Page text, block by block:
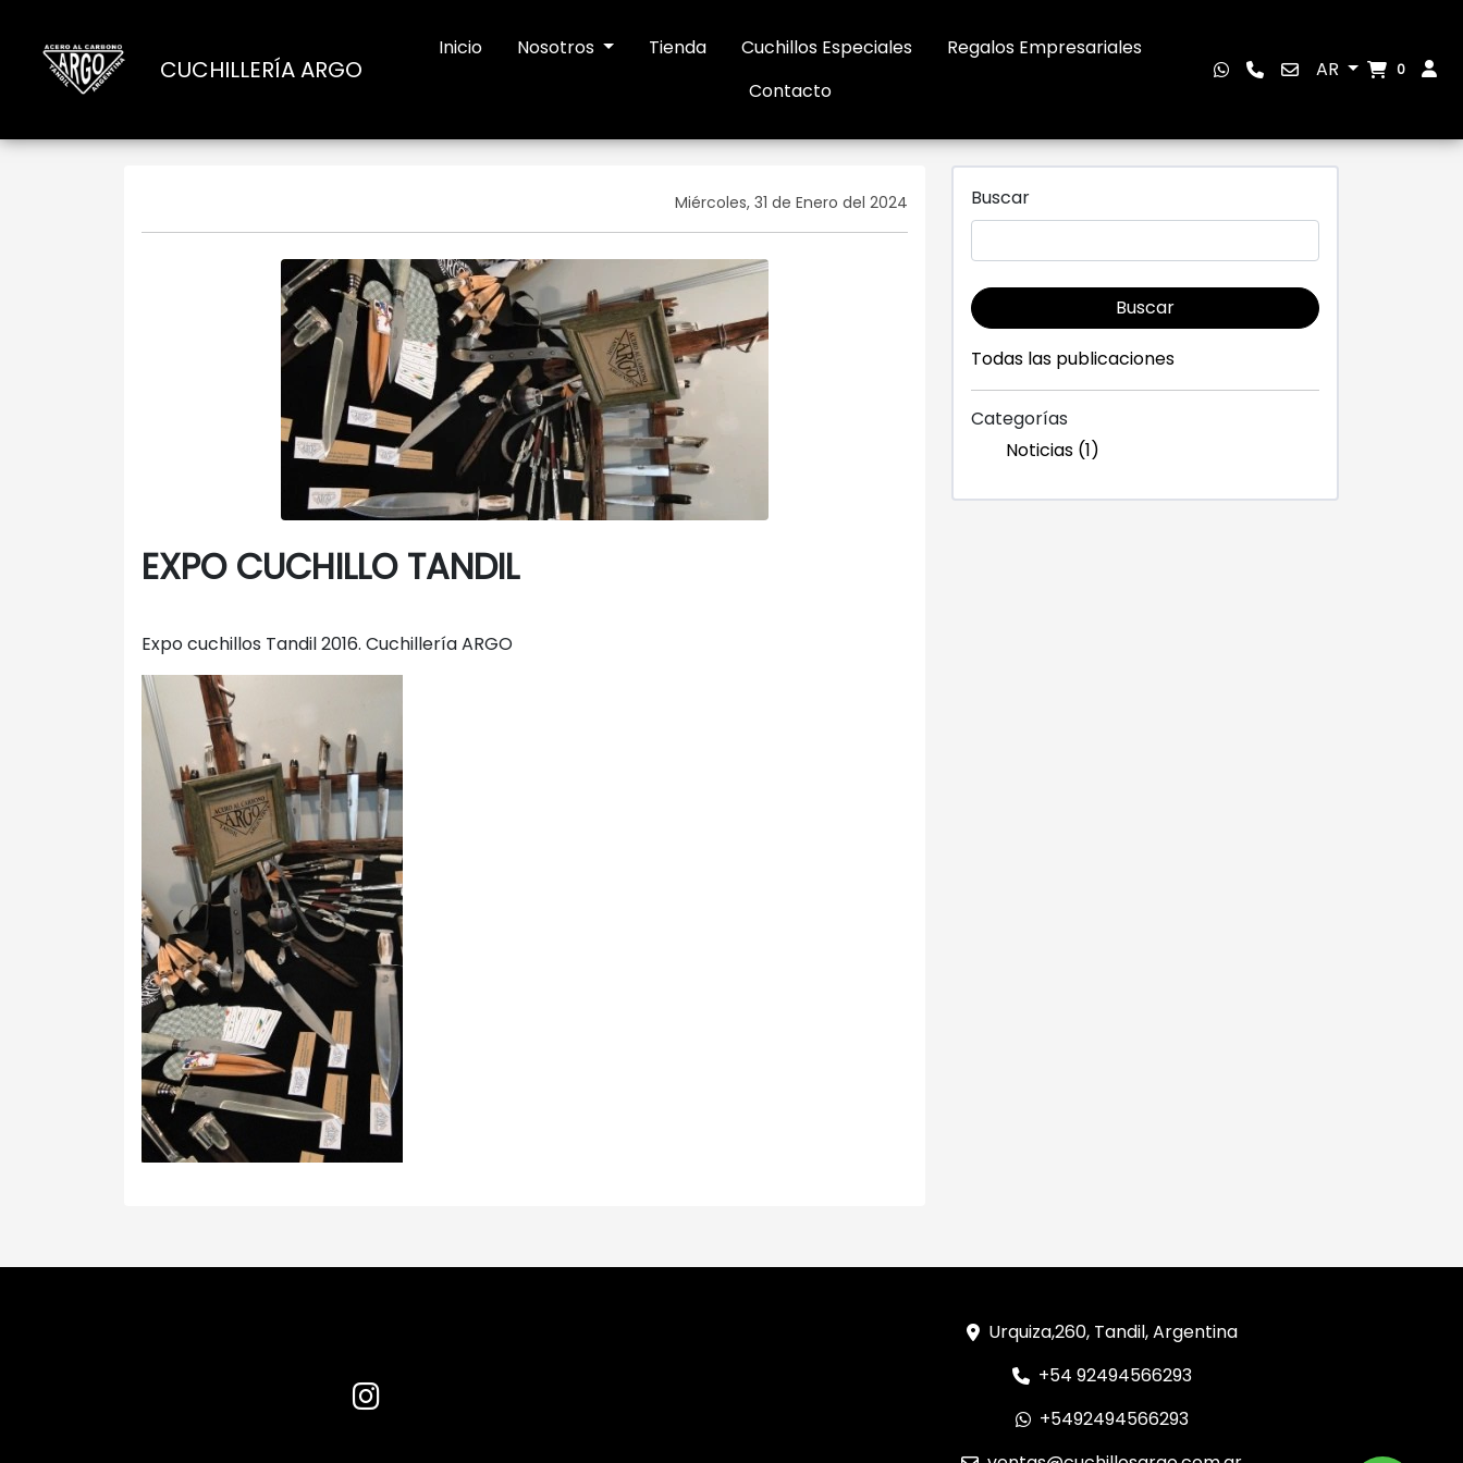
CUCHILLERÍA ARGO
Inicio Nosotros Tienda Cuchillos Especiales
Regalos Empresariales
Contacto
AR 0
Miércoles, 31 de Enero del 2024
EXPO CUCHILLO TANDIL
Expo cuchillos Tandil 2016. Cuchillería ARGO
Buscar
Buscar
Todas las publicaciones
Categorías
Noticias (1)
Urquiza,260, Tandil, Argentina
+54 92494566293
+5492494566293